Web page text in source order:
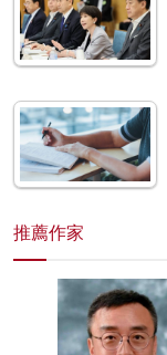
推薦作家